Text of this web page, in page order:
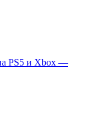
PS5 и Xbox —